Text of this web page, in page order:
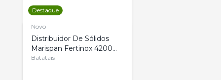
Destaque
Novo
Distribuidor De Sólidos
Marispan Fertinox 4200
Citrus
Batatais